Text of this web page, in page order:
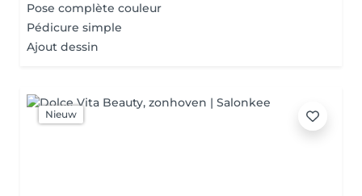
Pose complète couleur
Pédicure simple
Ajout dessin
Nieuw